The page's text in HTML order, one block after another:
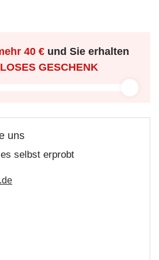
40 €und Sie erhalten
GESCHENK
uns
selbst erprobt